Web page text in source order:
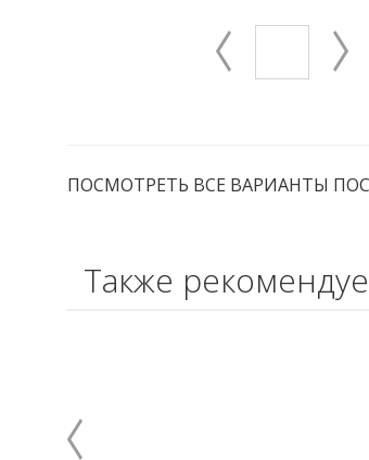
ПОСМОТРЕТЬ ВСЕ ВАРИАНТЫ
Также